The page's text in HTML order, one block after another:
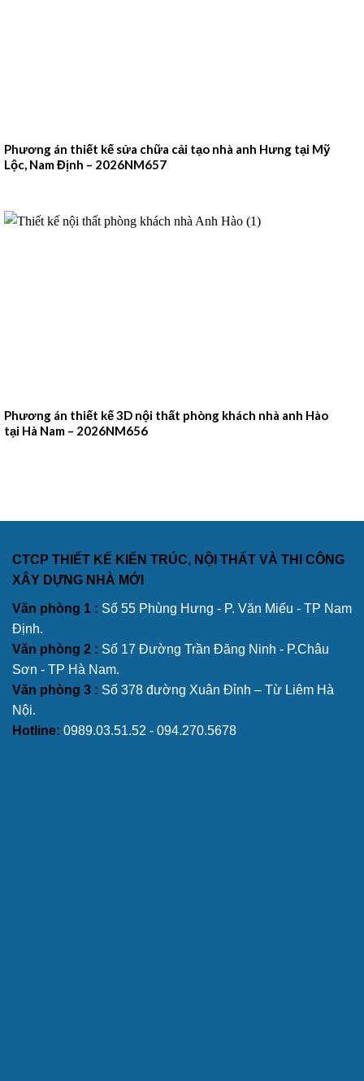
Phương án thiết kế sửa chữa cải tạo nhà anh Hưng tại Mỹ
Lộc, Nam Định – 2026NM657
Phương án thiết kế 3D nội thất phòng khách nhà anh Hào
tại Hà Nam – 2026NM656
CTCP THIẾT KẾ KIẾN TRÚC, NỘI THẤT VÀ THI CÔNG
XÂY DỰNG NHÀ MỚI
Văn phòng 1 : Số 55 Phùng Hưng - P. Văn Miếu - TP Nam
Định.
Văn phòng 2 : Số 17 Đường Trần Đăng Ninh - P.Châu
Sơn - TP Hà Nam.
Văn phòng 3 : Số 378 đường Xuân Đỉnh – Từ Liêm Hà
Nội.
Hotline: 0989.03.51.52 - 094.270.5678